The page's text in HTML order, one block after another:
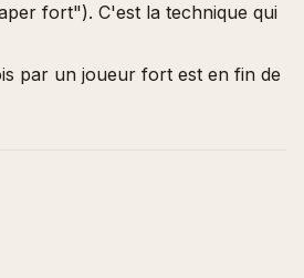
fort"). C'est la technique qui
par un joueur fort est en fin de